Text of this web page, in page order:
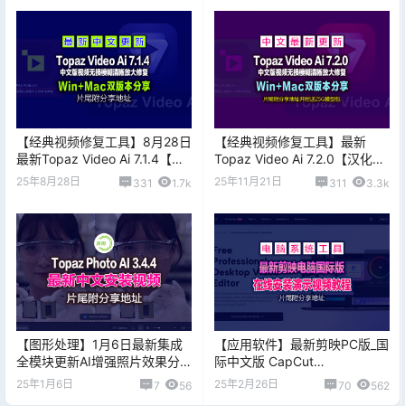
【经典视频修复工具】8月28日
最新Topaz Video Ai 7.1.4【汉
化中文长期更新】老视频无损
模糊清晰放大修复补帧提高分
辨率
25年8月28日 331 1.7k
【经典视频修复工具】最新
Topaz Video Ai 7.2.0【汉化中
文】老视频无损模糊清晰放大
修复补帧提高分辨率
25年11月21日 311 3.3k
【图形处理】1月6日最新集成
全模块更新AI增强照片效果分
辨率放大（Topaz Photo AI
v3.4.4 坡姐+便携带全模块）
25年1月6日 7 56
【应用软件】最新剪映PC版_国
际中文版 CapCut
v5.5.0.2028，亲测可用附中文
25年2月26日 70 562